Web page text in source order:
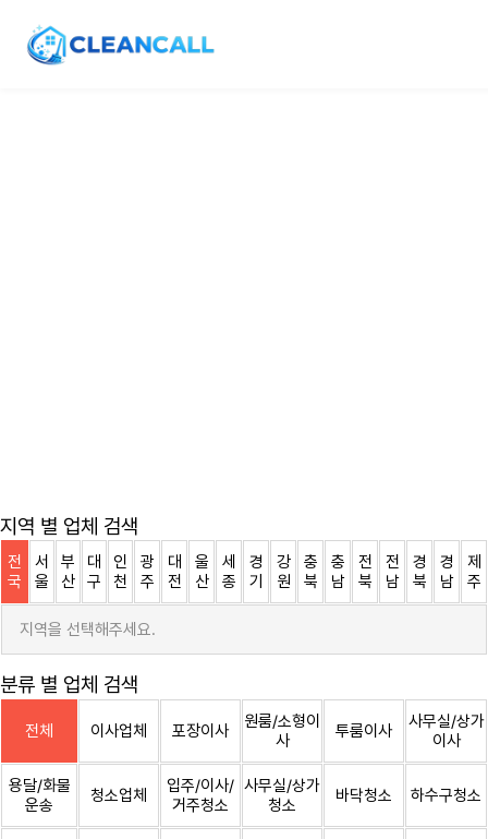
지역 별 업체 검색
전
국
서
울
부
산
대
구
인
천
광
주
대
전
울
산
세
종
경
기
강
원
충
북
충
남
전
북
전
남
경
북
경
남
제
주
지역을 선택해주세요.
분류 별 업체 검색
전체 이사업체 포장이사
원룸/소형이
사
투룸이사
사무실/상가
이사
용달/화물
운송
청소업체
입주/이사/
거주청소
사무실/상가
청소
바닥청소 하수구청소